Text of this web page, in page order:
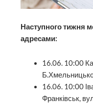
Наступного тижня
адресами:
16.06. 10:00
16.06. 10:00
Франківськ,